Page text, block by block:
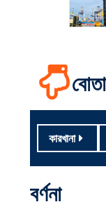
কারখানা
বর্ণনা